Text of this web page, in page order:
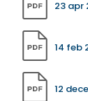
23 apr
14 feb
12